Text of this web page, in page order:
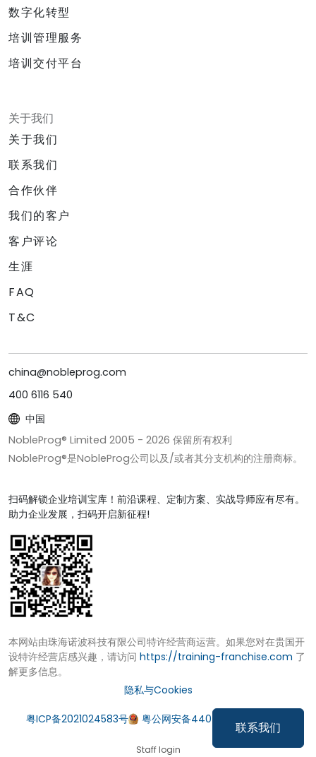
联系我们
数字化转型
培训管理服务
培训交付平台
关于我们
关于我们
联系我们
合作伙伴
我们的客户
客户评论
生涯
FAQ
T&C
china@nobleprog.com
400 6116 540
中国
NobleProg® Limited 2005 - 2026 保留所有权利
NobleProg®是NobleProg公司以及/或者其分支机构的注册商标。
扫码解锁企业培训宝库！前沿课程、定制方案、实战导师应有尽有。
助力企业发展，扫码开启新征程!
本网站由珠海诺波科技有限公司特许经营商运营。如果您对在贵国开
设特许经营店感兴趣，请访问 https://training-franchise.com 了
解更多信息。
隐私与Cookies
粤ICP备2021024583号 粤公网安备44049002000972号
Staff login